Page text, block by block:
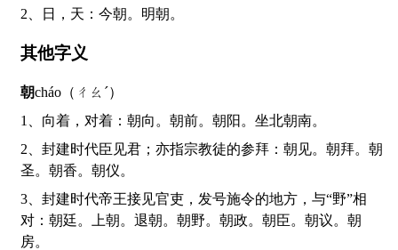
2、日，天：今朝。明朝。
其他字义
朝cháo（ㄔㄠˊ）
1、向着，对着：朝向。朝前。朝阳。坐北朝南。
2、封建时代臣见君；亦指宗教徒的参拜：朝见。朝拜。朝
圣。朝香。朝仪。
3、封建时代帝王接见官吏，发号施令的地方，与“野”相
对：朝廷。上朝。退朝。朝野。朝政。朝臣。朝议。朝
房。